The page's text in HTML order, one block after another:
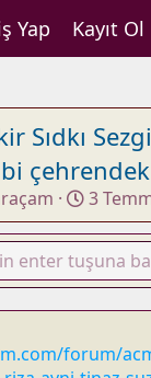
Yap Kayıt Ol
Sıdkı
B
a
ş
l
a
n
ı
3
forum/